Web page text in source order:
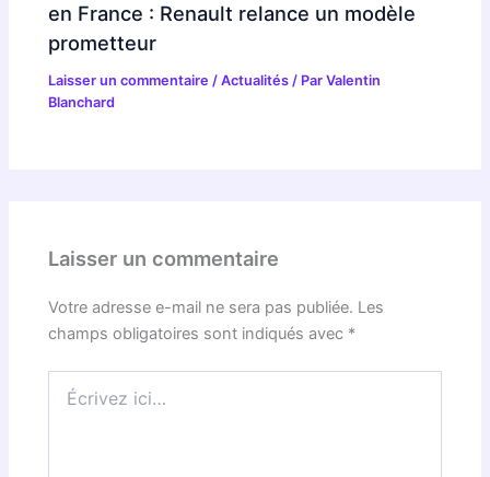
en France : Renault relance un modèle
prometteur
Laisser un commentaire /Actualités / ParValentin
Blanchard
Laisser un commentaire
Votre adresse e-mail ne sera pas publiée. Les
champs obligatoires sont indiqués avec *
ici…